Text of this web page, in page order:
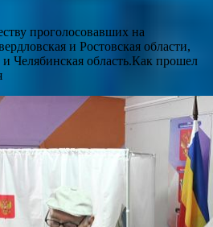
проголосовавших на
и Ростовская области,
Челябинская область.Как прошел